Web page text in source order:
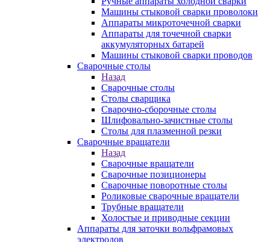
Машины стыковой сварки проволоки
Аппараты микроточечной сварки
Аппараты для точечной сварки
аккумуляторных батарей
Машины стыковой сварки проводов
Сварочные столы
Назад
Сварочные столы
Столы сварщика
Сварочно-сборочные столы
Шлифовально-зачистные столы
Столы для плазменной резки
Сварочные вращатели
Назад
Сварочные вращатели
Сварочные позиционеры
Сварочные поворотные столы
Роликовые сварочные вращатели
Трубные вращатели
Холостые и приводные секции
Аппараты для заточки вольфрамовых
электродов